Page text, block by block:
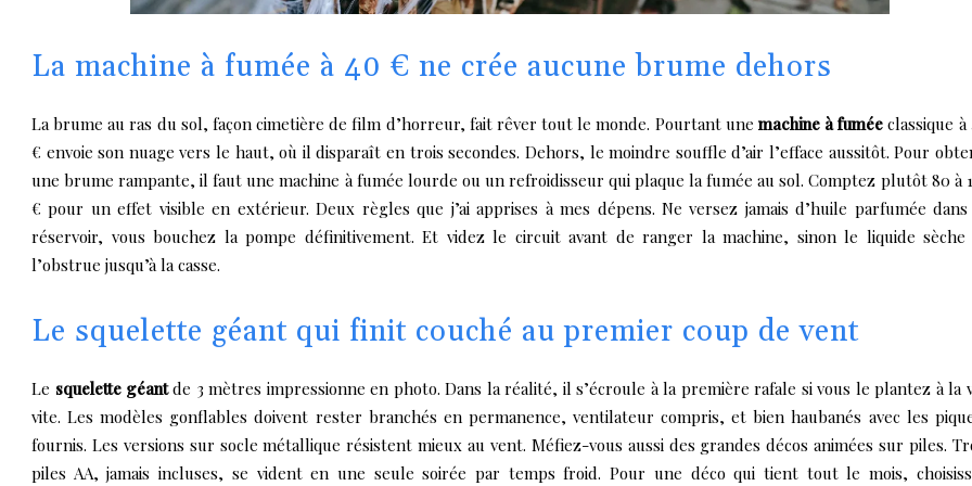
La machine à fumée à 40 € ne crée aucune brume dehors
La brume au ras du sol, façon cimetière de film d’horreur, fait rêver tout le monde. Pourtant une machine à fumée classique à
€ envoie son nuage vers le haut, où il disparaît en trois secondes. Dehors, le moindre souffle d’air l’efface aussitôt. Pour
une brume rampante, il faut une machine à fumée lourde ou un refroidisseur qui plaque la fumée au sol. Comptez plutôt 80 à
€ pour un effet visible en extérieur. Deux règles que j’ai apprises à mes dépens. Ne versez jamais d’huile parfumée
réservoir, vous bouchez la pompe définitivement. Et videz le circuit avant de ranger la machine, sinon le liquide
l’obstrue jusqu’à la casse.
Le squelette géant qui finit couché au premier coup de vent
Le squelette géantde 3 mètres impressionne en photo. Dans la réalité, il s’écroule à la première rafale si vous le plantez à la
vite. Les modèles gonflables doivent rester branchés en permanence, ventilateur compris, et bien haubanés avec les
fournis. Les versions sur socle métallique résistent mieux au vent. Méfiez-vous aussi des grandes décos animées sur piles.
piles AA, jamais incluses, se vident en une seule soirée par temps froid. Pour une déco qui tient tout le mois,